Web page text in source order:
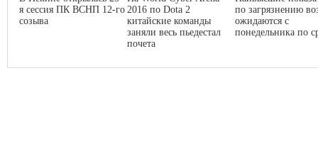
я сессия ПК ВСНП 12-го
созыва
2016 по Dota 2
китайские команды
заняли весь пьедестал
почета
по загрязнению
ожидаются с
понедельника по